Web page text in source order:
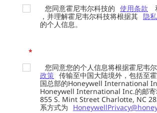
您同意霍尼韦尔科技的 使用条款
，并理解霍尼韦尔科技将根据其 隐
的个人信息。
*
您同意您的个人信息将根据霍尼韦
政策 传输至中国大陆境外，包括至
国总部的Honeywell International
Honeywell International Inc.的邮寄
855 S. Mint Street Charlotte, NC
系方式为